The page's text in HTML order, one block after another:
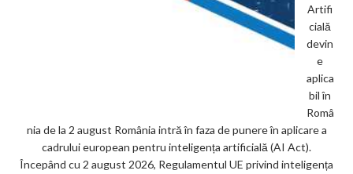
Artifi
cială
devin
e
aplica
bil în
Româ
nia de la 2 august România intră în faza de punere în aplicare a
cadrului european pentru inteligența artificială (AI Act).
Începând cu 2 august 2026, Regulamentul UE privind inteligența